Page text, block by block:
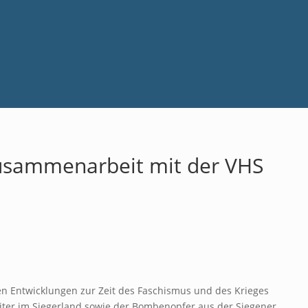
mit der VHS
Entwicklungen zur Zeit des Faschismus und des Krieges